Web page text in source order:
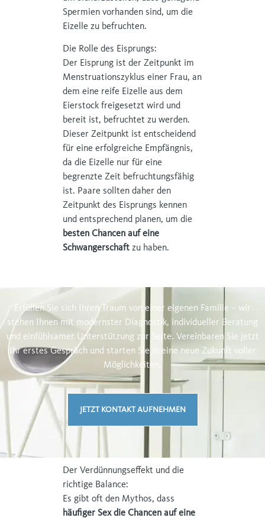
Spermien vorhanden sind, um die
Eizelle zu befruchten.
Die Rolle des Eisprungs:
Der Eisprung ist der Zeitpunkt im
Menstruationszyklus einer Frau, an
dem eine reife Eizelle aus dem
Eierstock freigesetzt wird und
bereit ist, befruchtet zu werden.
Dieser Zeitpunkt ist entscheidend
für eine erfolgreiche Empfängnis,
da die Eizelle nur für eine
begrenzte Zeit befruchtungsfähig
ist. Paare sollten daher den
Zeitpunkt des Eisprungs kennen
und entsprechend planen, um die
besten Chancen auf eine
Schwangerschaft zu haben.
Erfüllen Sie sich Ihren Traum von einer eigenen Familie – wir
stehen Ihnen mit modernster Diagnostik, individueller Beratung
und einfühlsamer Unterstützung zur Seite. Vereinbaren Sie jetzt
Ihr erstes Gespräch und starten Sie in eine neue Zukunft voller
Möglichkeiten.
JETZT KONTAKT AUFNEHMEN
Der Verdünnungseffekt und die
richtige Balance:
Es gibt oft den Mythos, dass
häufiger Sex die Chancen auf eine